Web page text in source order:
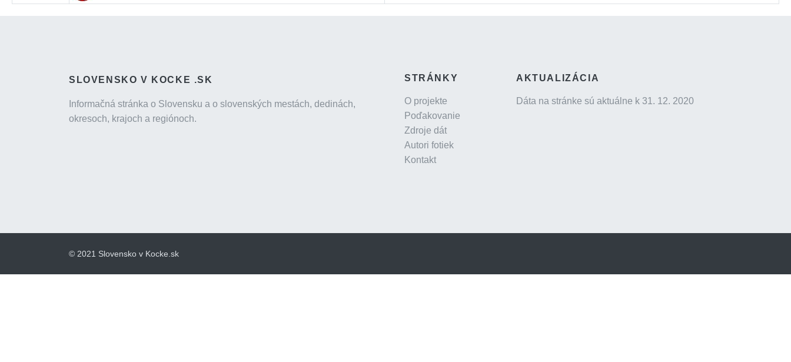
SLOVENSKO V KOCKE .SK
Informačná stránka o Slovensku a o slovenských mestách, dedinách,
okresoch, krajoch a regiónoch.
STRÁNKY
O projekte
Poďakovanie
Zdroje dát
Autori fotiek
Kontakt
AKTUALIZÁCIA
Dáta na stránke sú aktuálne k 31. 12. 2020
© 2021 Slovensko v Kocke.sk